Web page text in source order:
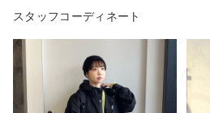
スタッフコーディネート